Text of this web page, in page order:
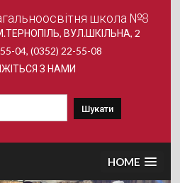
школа №8
ВУЛ.ШКІЛЬНА, 2
04, (0352) 22-55-08
З НАМИ
HOME